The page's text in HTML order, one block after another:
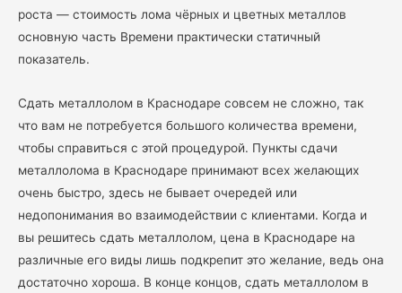
роста — стоимость лома чёрных и цветных металлов
основную часть Времени практически статичный
показатель.
Сдать металлолом в Краснодаре совсем не сложно, так
что вам не потребуется большого количества времени,
чтобы справиться с этой процедурой. Пункты сдачи
металлолома в Краснодаре принимают всех желающих
очень быстро, здесь не бывает очередей или
недопонимания во взаимодействии с клиентами. Когда и
вы решитесь сдать металлолом, цена в Краснодаре на
различные его виды лишь подкрепит это желание, ведь она
достаточно хороша. В конце концов, сдать металлолом в